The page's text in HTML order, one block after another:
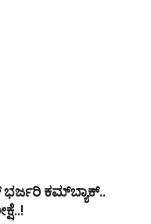
ಭರ್ಜರಿ ಕಮ್‌ಬ್ಯಾಕ್..